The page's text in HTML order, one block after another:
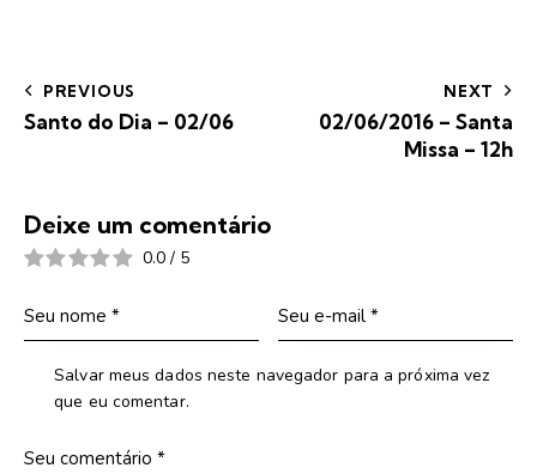
PREVIOUS
Santo do Dia – 02/06
NEXT
02/06/2016 – Santa
Missa – 12h
Deixe um comentário
0.0 / 5
Salvar meus dados neste navegador para a próxima vez
que eu comentar.